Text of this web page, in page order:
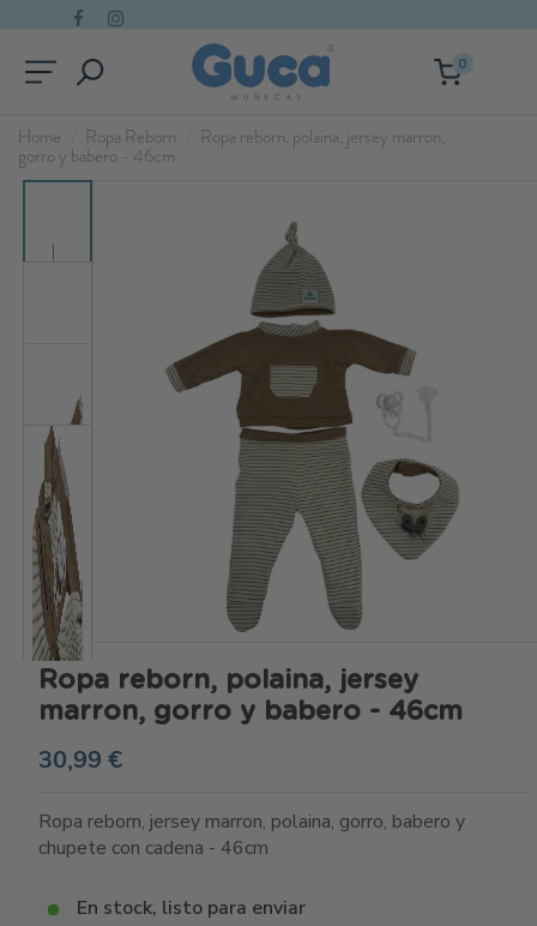
0
Home Ropa Reborn Ropa reborn, polaina, jersey marron,
gorro y babero - 46cm
Ropa reborn, polaina, jersey
marron, gorro y babero - 46cm
30,99 €
Ropa reborn, jersey marron, polaina, gorro, babero y
chupete con cadena - 46cm
En stock, listo para enviar